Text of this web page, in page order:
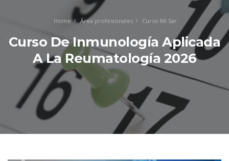
Home Área profesionales Curso Mi Sar
Curso De Inmunología Aplicada
A La Reumatología 2026